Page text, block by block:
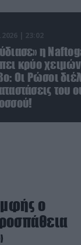
| 23:02
η
κρύο
Οι Ρώσοι
του
ο